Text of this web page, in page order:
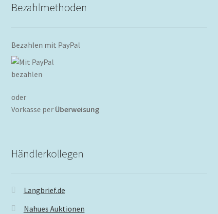
Bezahlmethoden
Bezahlen mit PayPal
oder
Vorkasse per Überweisung
Händlerkollegen
Langbrief.de
Nahues Auktionen